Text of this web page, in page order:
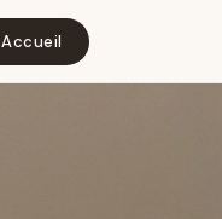
Accueil